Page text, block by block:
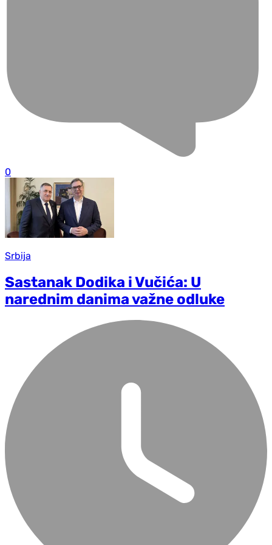
0
Srbija
Sastanak Dodika i Vučića: U
narednim danima važne odluke